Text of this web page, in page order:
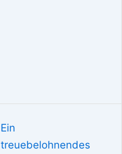
Ein
treuebelohnendes